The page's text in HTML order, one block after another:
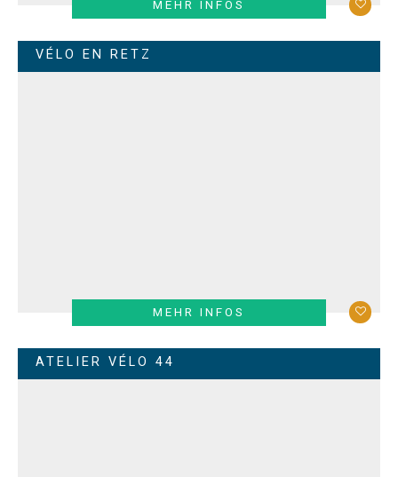
MEHR INFOS
VÉLO EN RETZ
MEHR INFOS
ATELIER VÉLO 44